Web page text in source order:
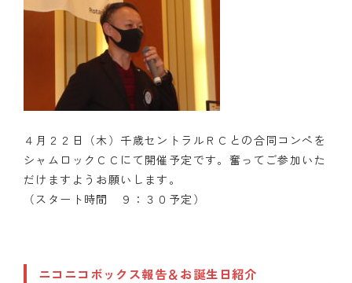
４月２２日（木）千歳セントラルＲＣとの合同コンペを
シャムロックＣＣにて開催予定です。奮ってご参加いた
だけますようお願いします。
（スタート時間 ９：３０予定）
ニコニコボックス報告＆お誕生日紹介